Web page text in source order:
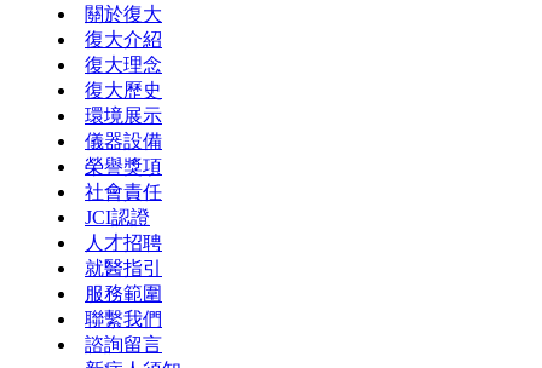
關於復大
復大介紹
復大理念
復大歷史
環境展示
儀器設備
榮譽獎項
社會責任
JCI認證
人才招聘
就醫指引
服務範圍
聯繫我們
諮詢留言